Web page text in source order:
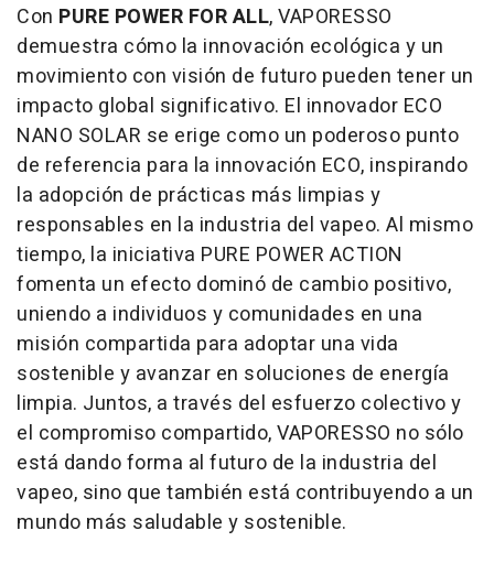
Con PURE POWER FOR ALL, VAPORESSO
demuestra cómo la innovación ecológica y un
movimiento con visión de futuro pueden tener un
impacto global significativo. El innovador ECO
NANO SOLAR se erige como un poderoso punto
de referencia para la innovación ECO, inspirando
la adopción de prácticas más limpias y
responsables en la industria del vapeo. Al mismo
tiempo, la iniciativa PURE POWER ACTION
fomenta un efecto dominó de cambio positivo,
uniendo a individuos y comunidades en una
misión compartida para adoptar una vida
sostenible y avanzar en soluciones de energía
limpia. Juntos, a través del esfuerzo colectivo y
el compromiso compartido, VAPORESSO no sólo
está dando forma al futuro de la industria del
vapeo, sino que también está contribuyendo a un
mundo más saludable y sostenible.